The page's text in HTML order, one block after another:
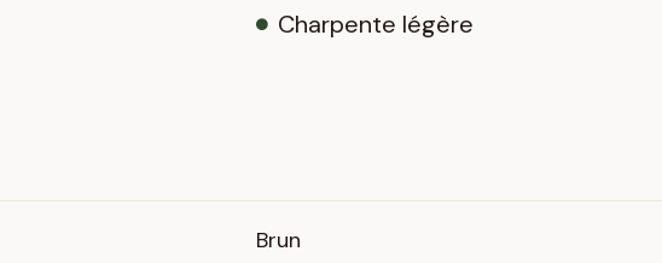
Charpente légère
Brun